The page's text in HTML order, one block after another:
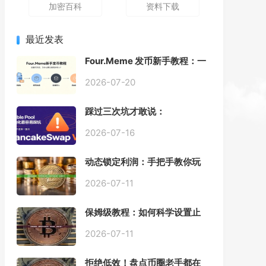
加密百科 资料下载
最近发表
Four.Meme 发币新手教程：一
动踩坑
2026-07-20
踩过三次坑才敢说：
Pool 最容易翻车的不是手续
2026-07-16
动态锁定利润：手把手教你玩
2026-07-11
保姆级教程：如何科学设置止
2026-07-11
拒绝低效！盘点币圈老手都在